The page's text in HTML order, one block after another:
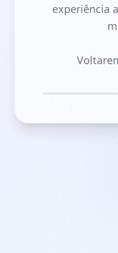
experiência